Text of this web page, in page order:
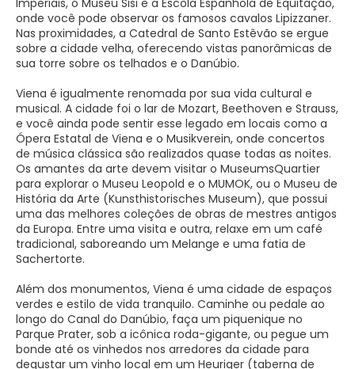
Imperiais, o Museu Sisi e a Escola Espanhola de Equitação,
onde você pode observar os famosos cavalos Lipizzaner.
Nas proximidades, a Catedral de Santo Estêvão se ergue
sobre a cidade velha, oferecendo vistas panorâmicas de
sua torre sobre os telhados e o Danúbio.
Viena é igualmente renomada por sua vida cultural e
musical. A cidade foi o lar de Mozart, Beethoven e Strauss,
e você ainda pode sentir esse legado em locais como a
Ópera Estatal de Viena e o Musikverein, onde concertos
de música clássica são realizados quase todas as noites.
Os amantes da arte devem visitar o MuseumsQuartier
para explorar o Museu Leopold e o MUMOK, ou o Museu de
História da Arte (Kunsthistorisches Museum), que possui
uma das melhores coleções de obras de mestres antigos
da Europa. Entre uma visita e outra, relaxe em um café
tradicional, saboreando um Melange e uma fatia de
Sachertorte.
Além dos monumentos, Viena é uma cidade de espaços
verdes e estilo de vida tranquilo. Caminhe ou pedale ao
longo do Canal do Danúbio, faça um piquenique no
Parque Prater, sob a icônica roda-gigante, ou pegue um
bonde até os vinhedos nos arredores da cidade para
degustar um vinho local em um Heuriger (taberna de